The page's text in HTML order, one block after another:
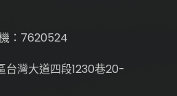
：7620524
台灣大道四段1230巷20-